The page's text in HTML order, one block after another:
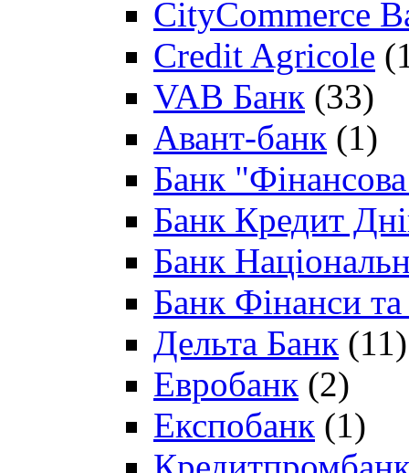
CityCommerce
Credit Agricole
VAB Банк (33)
Авант-банк (1)
Банк "Фінансова
Банк Кредит
Банк
Банк Фінанси
Дельта Банк (11)
Евробанк (2)
Експобанк (1)